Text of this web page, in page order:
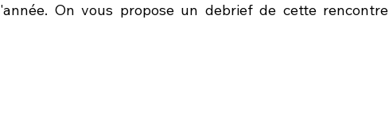
On vous propose un debrief de cette rencontre